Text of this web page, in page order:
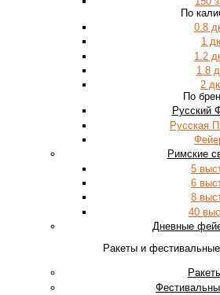
По
0.8
1
1.2
1.8
2
По
Русский
Русская
Римские
5
6
8
40
Дневные
Ракеты и